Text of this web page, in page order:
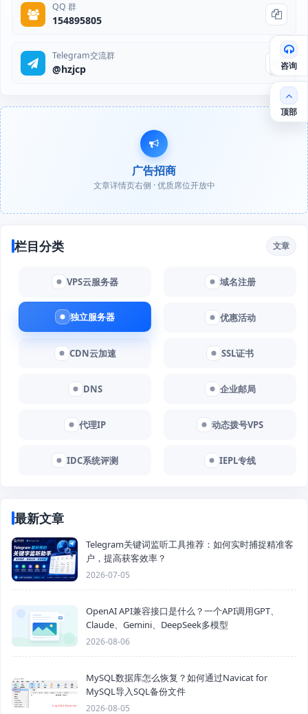
QQ 群
154895805
Telegram交流群
@hzjcp
广告招商
文章详情页右侧 · 优质席位开放中
栏目分类 文章
VPS云服务器 域名注册
独立服务器 优惠活动
CDN云加速 SSL证书
DNS 企业邮局
代理IP 动态拨号VPS
IDC系统评测 IEPL专线
最新文章
Telegram关键词监听工具推荐：如何实时捕捉精准客
户，提高获客效率？
2026-07-05
OpenAI API兼容接口是什么？一个API调用GPT、
Claude、Gemini、DeepSeek多模型
2026-08-06
MySQL数据库怎么恢复？如何通过Navicat for
MySQL导入SQL备份文件
2026-08-05
咨询
顶部